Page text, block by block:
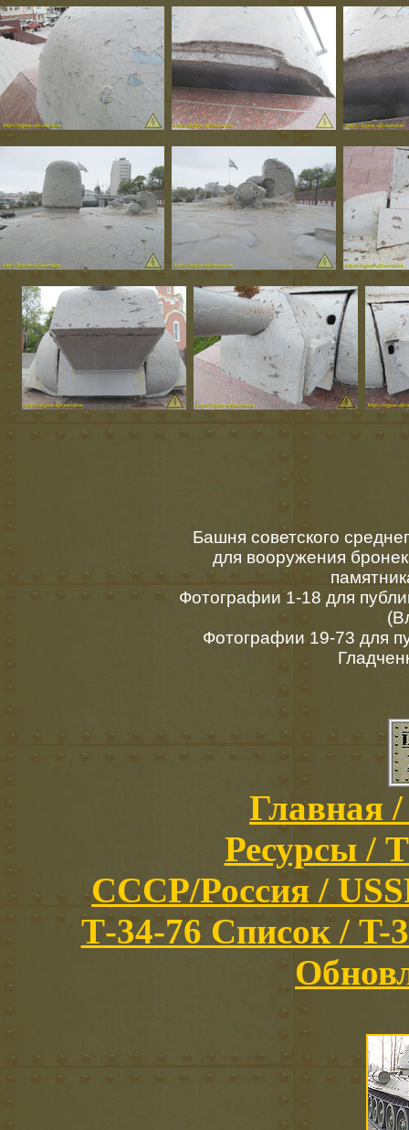
Башня советского
для вооружения
Фотографии 1-18 для
Фотографии 19-73 для
Главная
Ресурсы /
СССР/Россия /
Т-34-76 Список / T-